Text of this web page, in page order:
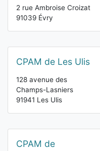
2 rue Ambroise Croizat
91039 Évry
CPAM de Les Ulis
128 avenue des
Champs-Lasniers
91941 Les Ulis
CPAM de